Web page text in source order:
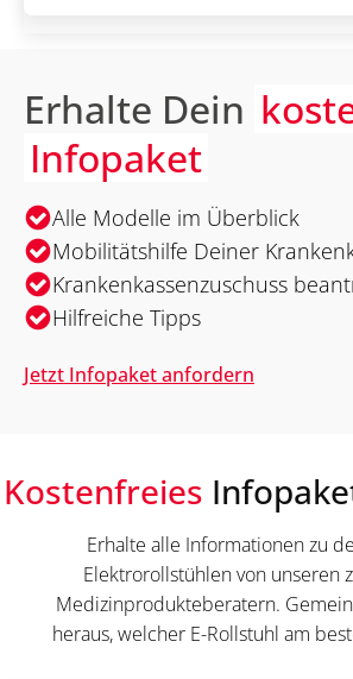
Erhalte Dein
Infopaket
Alle Modelle im Überblick
Mobilitätshilfe Deiner
Krankenkassenzuschuss
Hilfreiche Tipps
Jetzt Infopaket anfordern
Kostenfreies
Erhalte alle Informationen zu
Elektrorollstühlen von unseren
Medizinprodukteberatern.
heraus, welcher E-Rollstuhl am